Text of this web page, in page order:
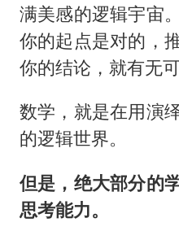
满美感的逻辑宇宙
你的起点是对的，
你的结论，就有无
数学，就是在用演
的逻辑世界。
但是，绝大部分的
思考能力。